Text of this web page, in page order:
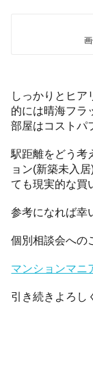
しっかりとヒア
的には晴海フラ
部屋はコストパ
駅距離をどう考
ョン(新築未入
ても現実的な買
参考になれば幸
個別相談会への
マンションマニ
引き続きよろし